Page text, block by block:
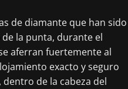
de diamante que han sido
la punta, durante el
aferran fuertemente al
exacto y seguro
de la cabeza del